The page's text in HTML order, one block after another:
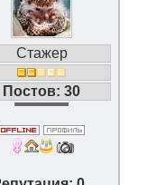
Стажер
Постов: 30